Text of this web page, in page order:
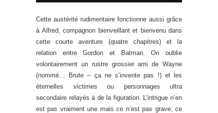
Cette austérité rudimentaire fonctionne aussi grâce
à Alfred, compagnon bienveillant et bienvenu dans
cette courte aventure (quatre chapitres) et la
relation entre Gordon et Batman. On oublie
volontairement un rustre grossier ami de Wayne
(nommé… Brute – ça ne s’invente pas !) et les
éternelles victimes ou personnages ultra
secondaire relayés à de la figuration. L’intrigue n’en
est pas vraiment une mais ce n’est pas grave, ce